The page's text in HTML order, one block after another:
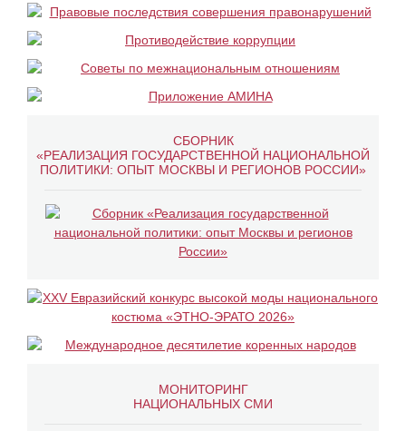
СБОРНИК
«РЕАЛИЗАЦИЯ ГОСУДАРСТВЕННОЙ НАЦИОНАЛЬНОЙ
ПОЛИТИКИ: ОПЫТ МОСКВЫ И РЕГИОНОВ РОССИИ»
МОНИТОРИНГ
НАЦИОНАЛЬНЫХ СМИ